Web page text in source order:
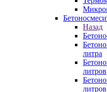
Назад
литра
литров
литров